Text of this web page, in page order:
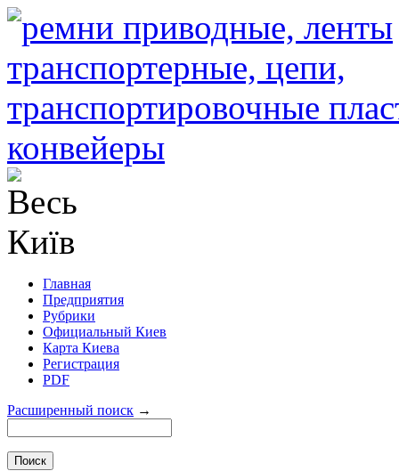
Главная
Предприятия
Рубрики
Официальный Киев
Карта Киева
Регистрация
PDF
Расширенный поиск →